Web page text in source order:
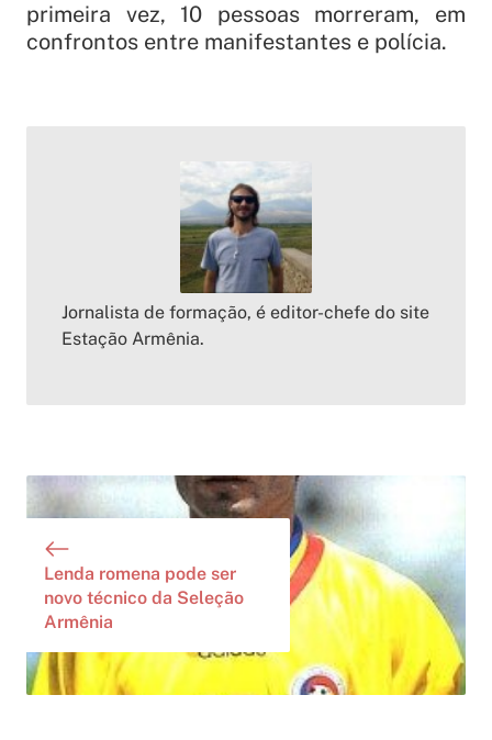
primeira vez, 10 pessoas morreram, em
confrontos entre manifestantes e polícia.
Jornalista de formação, é editor-chefe do site
Estação Armênia.
Lenda romena pode ser
novo técnico da Seleção
Armênia